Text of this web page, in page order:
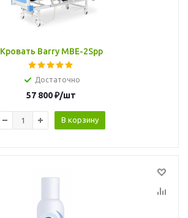
Кровать Barry MBE-2Spp
Достаточно
57 800₽/шт
В корзину